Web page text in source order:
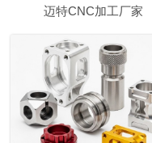
迈特CNC加工厂家